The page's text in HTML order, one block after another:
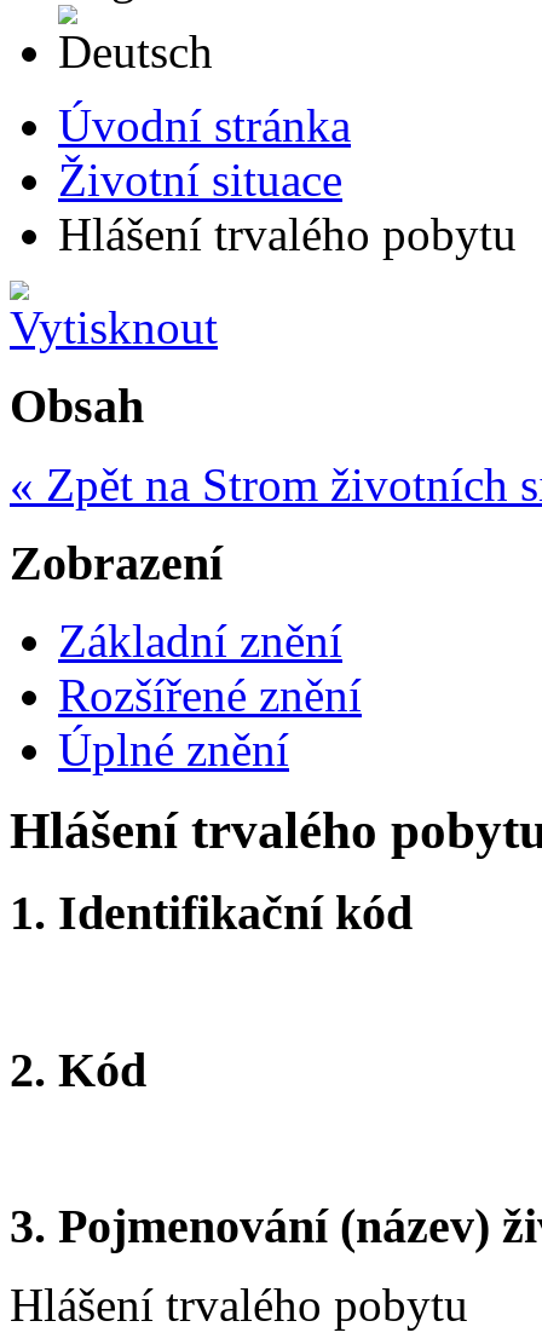
Úvodní stránka
Životní situace
Hlášení trvalého pobytu
Obsah
« Zpět na Strom životních
Zobrazení
Základní znění
Rozšířené znění
Úplné znění
Hlášení trvalého
1. Identifikační kód
2. Kód
3. Pojmenování (název)
Hlášení trvalého pobytu